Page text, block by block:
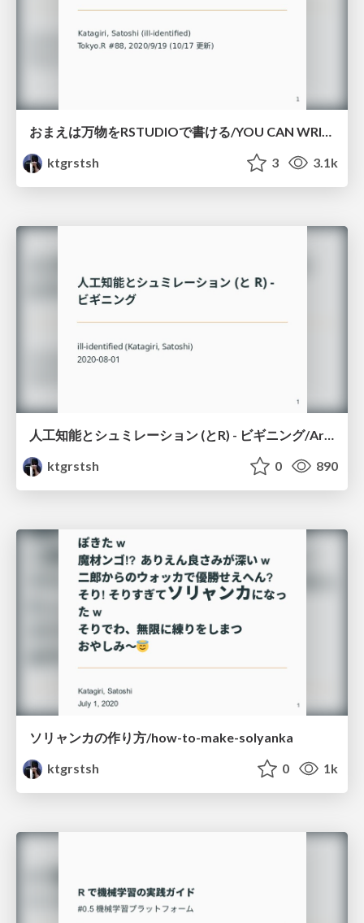
おまえは万物をRSTUDIOで書ける/YOU CAN WRITE EVERYTHING ON RSTUDIO
ktgrstsh
3 3.1k
ktgrstsh
0 890
ソリャンカの作り方/how-to-make-solyanka
ktgrstsh
0 1k